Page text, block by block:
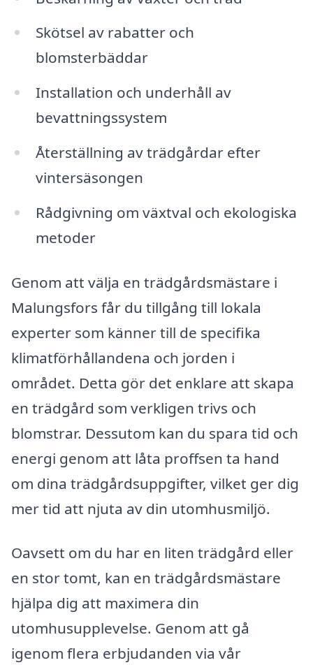
Skötsel av rabatter och
blomsterbäddar
Installation och underhåll av
bevattningssystem
Återställning av trädgårdar efter
vintersäsongen
Rådgivning om växtval och ekologiska
metoder
Genom att välja en trädgårdsmästare i
Malungsfors får du tillgång till lokala
experter som känner till de specifika
klimatförhållandena och jorden i
området. Detta gör det enklare att skapa
en trädgård som verkligen trivs och
blomstrar. Dessutom kan du spara tid och
energi genom att låta proffsen ta hand
om dina trädgårdsuppgifter, vilket ger dig
mer tid att njuta av din utomhusmiljö.
Oavsett om du har en liten trädgård eller
en stor tomt, kan en trädgårdsmästare
hjälpa dig att maximera din
utomhusupplevelse. Genom att gå
igenom flera erbjudanden via vår